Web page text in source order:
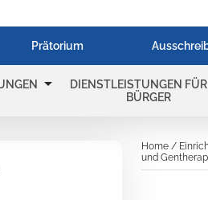
Prätorium
arrow_drop_down
DIENSTLEISTUNGEN
BÜRGER
Home /
und